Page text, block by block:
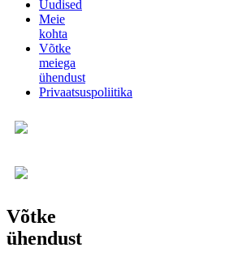
Uudised
Meie
kohta
Võtke
meiega
ühendust
Privaatsuspoliitika
Võtke
ühendust